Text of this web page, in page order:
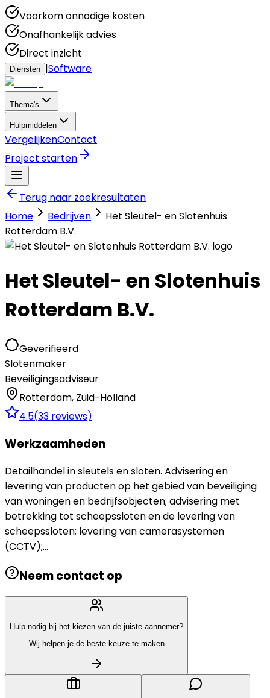
Voorkom onnodige kosten
Onafhankelijk advies
Direct inzicht
Diensten |Software
Thema's
Hulpmiddelen
VergelijkenContact
Project starten
Terug naar zoekresultaten
Home
Bedrijven
Het Sleutel- en Slotenhuis
Rotterdam B.V.
Het Sleutel- en Slotenhuis
Rotterdam B.V.
Geverifieerd
Slotenmaker
Beveiligingsadviseur
Rotterdam, Zuid-Holland
4.5(33 reviews)
Werkzaamheden
Detailhandel in sleutels en sloten. Advisering en
levering van producten op het gebied van beveiliging
van woningen en bedrijfsobjecten; advisering met
betrekking tot scheepssloten en de levering van
scheepssloten; levering van camerasystemen
(CCTV);...
Neem contact op
Hulp nodig bij het kiezen van de juiste aannemer?
Wij helpen je de beste keuze te maken